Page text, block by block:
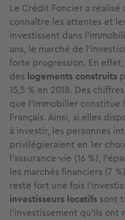
Le Crédit Foncier a
connaître les attentes et
investissent dans
ans, le marché de
forte progression. En
des logements construits
15,5 % en 2018. Des
que l’immobilier constitue
Français. Ainsi, si elles
à investir, les personnes
privilégieraient en 1er
l’assurance-vie (16 %),
les marchés financiers (7
reste fort une fois
investisseurs locatifs sont
l’investissement qu’ils ont